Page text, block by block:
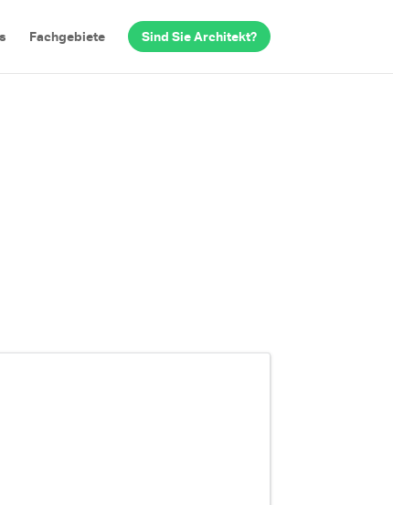
Fachgebiete Sind Sie Architekt?